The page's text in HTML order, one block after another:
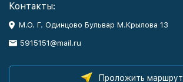
Контакты:
М.О. Г. Одинцово Бульвар М.Крылова 13
5915151@mail.ru
Проложить маршрут